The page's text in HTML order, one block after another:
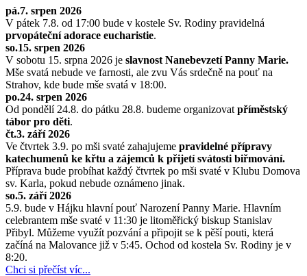
pá.7. srpen 2026
V pátek 7.8. od 17:00 bude v kostele Sv. Rodiny pravidelná
prvopáteční adorace eucharistie.
so.15. srpen 2026
V sobotu 15. srpna 2026 je slavnost Nanebevzetí Panny Marie.
Mše svatá nebude ve farnosti, ale zvu Vás srdečně na pouť na
Strahov, kde bude mše svatá v 18:00.
po.24. srpen 2026
Od pondělí 24.8. do pátku 28.8. budeme organizovat příměstský
tábor pro děti.
čt.3. září 2026
Ve čtvrtek 3.9. po mši svaté zahajujeme pravidelné přípravy
katechumenů ke křtu a zájemců k přijetí svátosti biřmování.
Příprava bude probíhat každý čtvrtek po mši svaté v Klubu Domova
sv. Karla, pokud nebude oznámeno jinak.
so.5. září 2026
5.9. bude v Hájku hlavní pouť Narození Panny Marie. Hlavním
celebrantem mše svaté v 11:30 je litoměřický biskup Stanislav
Přibyl. Můžeme využít pozvání a připojit se k pěší pouti, která
začíná na Malovance již v 5:45. Ochod od kostela Sv. Rodiny je v
8:20.
Chci si přečíst víc...